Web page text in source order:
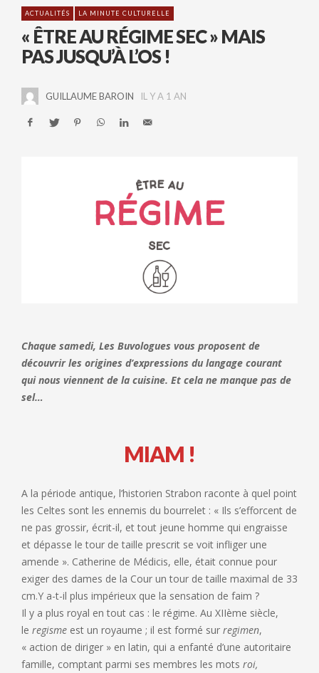
ACTUALITÉS LA MINUTE CULTURELLE
« ÊTRE AU RÉGIME SEC » MAIS
PAS JUSQU’À L’OS !
GUILLAUME BAROIN IL Y A 1 AN
Chaque samedi, Les Buvologues vous proposent de
découvrir les origines d’expressions du langage courant
qui nous viennent de la cuisine. Et cela ne manque pas de
sel…
MIAM !
A la période antique, l’historien Strabon raconte à quel point
les Celtes sont les ennemis du bourrelet : « Ils s’efforcent de
ne pas grossir, écrit-il, et tout jeune homme qui engraisse
et dépasse le tour de taille prescrit se voit infliger une
amende ». Catherine de Médicis, elle, était connue pour
exiger des dames de la Cour un tour de taille maximal de 33
cm.Y a-t-il plus impérieux que la sensation de faim ?
Il y a plus royal en tout cas : le régime. Au XIIème siècle,
le regisme est un royaume ; il est formé sur regimen,
« action de diriger » en latin, qui a enfanté d’une autoritaire
famille, comptant parmi ses membres les mots roi,